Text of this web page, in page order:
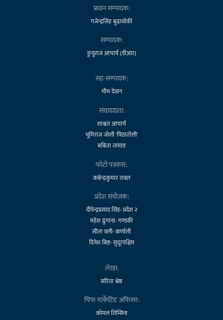
प्रधान सम्पादक:
गजेन्द्रसिंह बुढाथोकी
सम्पादक:
डुन्डुराज आचार्य (डीआर)
सह-सम्पादक:
भीम देवान
संवाददाता:
शाश्वत आचार्य
भूमिराज जोशी 'पिठातोली'
बबिता तामाङ
फोटो पत्रकार:
कबेन्द्रकुमार रावल
प्रदेश संयोजक:
दीपेन्द्रप्रसाद सिंह- प्रदेश २
महेश ढुंगाना- गण्डकी
सीता वली- कर्णाली
दिनेश बिष्ट- सुदूरपश्चिम
लेखा:
सरिता श्रेष्ठ
चिफ मार्केटिङ अफिसर:
कोमल तिम्सिना